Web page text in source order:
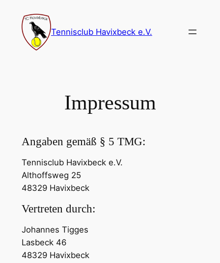
Inhalt
springen
Tennisclub Havixbeck e.V.
Impressum
Angaben gemäß § 5 TMG:
Tennisclub Havixbeck e.V.
Althoffsweg 25
48329 Havixbeck
Vertreten durch:
Johannes Tigges
Lasbeck 46
48329 Havixbeck